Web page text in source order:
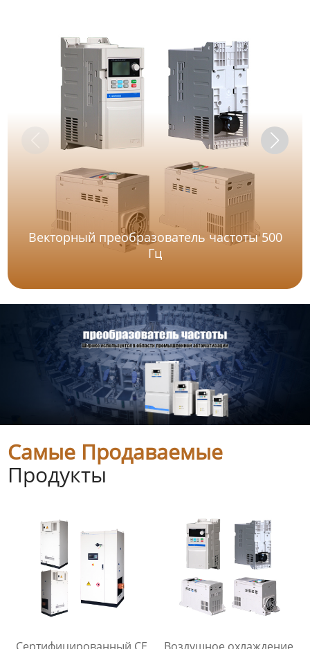
Векторный преобразователь частоты 500
Гц
Самые Продаваемые
Продукты